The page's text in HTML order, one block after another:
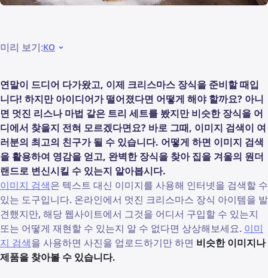
미리 보기:KO
연말이 드디어 다가왔고, 이제 크리스마스 장식을 준비할 때입
니다! 하지만 아이디어가 떨어졌다면 어떻게 해야 할까요? 아니
면 멋진 리스나 마법 같은 트리 세트를 봤지만 비슷한 장식을 어
디에서 찾을지 전혀 모르겠다면요? 바로 그때, 이미지 검색이 여
러분의 최고의 친구가 될 수 있습니다. 어떻게 하면 이미지 검색
을 활용하여 영감을 얻고, 완벽한 장식을 찾아 집을 겨울의 원더
랜드로 변신시킬 수 있는지 알아봅시다.
이미지 검색은 텍스트 대신 이미지를 사용해 인터넷을 검색할 수
있는 도구입니다. 온라인에서 멋진 크리스마스 장식 아이템을 발
견했지만, 해당 웹사이트에서 그것을 어디서 구입할 수 있는지
또는 어떻게 재현할 수 있는지 알 수 없다면 상상해보세요. 이미
지 검색을 사용하면 사진을 업로드하기만 하면 비슷한 이미지나
제품을 찾아볼 수 있습니다.